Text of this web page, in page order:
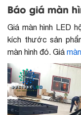
Báo giá màn
Giá màn hình LED
kích thước sản
màn hình đó. Giá